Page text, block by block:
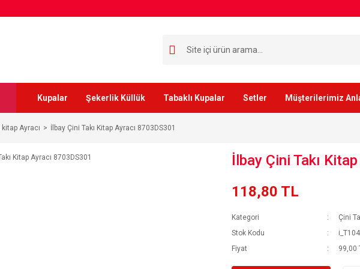
Kupalar Şekerlik Küllük Tabaklı Kupalar Setler Müşterilerimiz
kitap Ayracı İlbay Çini Takı Kitap Ayracı 8703DS301
İlbay Çini Takı
118,80 TL
Kategori
Çini
Stok Kodu
Fiyat
99,00